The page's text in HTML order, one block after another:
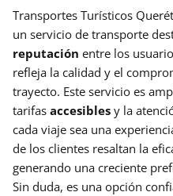
Transportes Turísticos
un servicio de transporte
reputación entre los
refleja la calidad y el
trayecto. Este servicio es
tarifas accesibles y la
cada viaje sea una
de los clientes resaltan la
generando una creciente
Sin duda, es una opción